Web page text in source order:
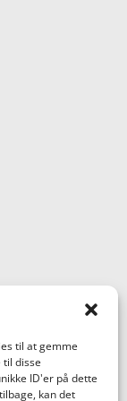
til at gemme
disse
ID'er på dette
kan det